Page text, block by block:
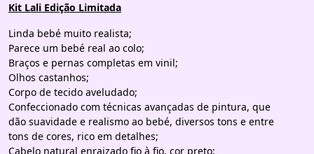
Kit Lali Edição Limitada
Linda bebé muito realista;
Parece um bebé real ao colo;
Braços e pernas completas em vinil;
Olhos castanhos;
Corpo de tecido aveludado;
Confeccionado com técnicas avançadas de pintura, que
dão suavidade e realismo ao bebé, diversos tons e entre
tons de cores, rico em detalhes;
Cabelo natural enraizado fio à fio, cor preto;